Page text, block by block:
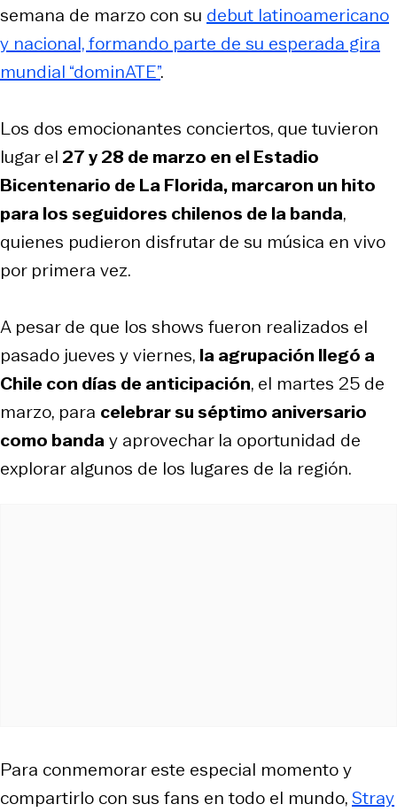
semana de marzo con su debut latinoamericano
y nacional, formando parte de su esperada gira
mundial “dominATE”.
Los dos emocionantes conciertos, que tuvieron
lugar el 27 y 28 de marzo en el Estadio
Bicentenario de La Florida, marcaron un hito
para los seguidores chilenos de la banda,
quienes pudieron disfrutar de su música en vivo
por primera vez.
A pesar de que los shows fueron realizados el
pasado jueves y viernes, la agrupación llegó a
Chile con días de anticipación, el martes 25 de
marzo, para celebrar su séptimo aniversario
como banday aprovechar la oportunidad de
explorar algunos de los lugares de la región.
Para conmemorar este especial momento y
compartirlo con sus fans en todo el mundo,Stray